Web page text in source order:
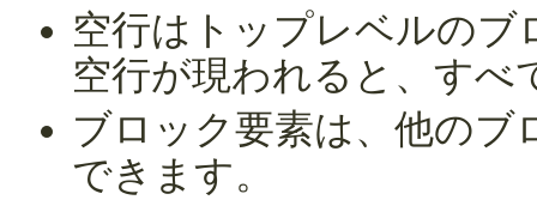
空行はトップレベルのブ
空行が現われると、すべ
ブロック要素は、他のブ
できます。